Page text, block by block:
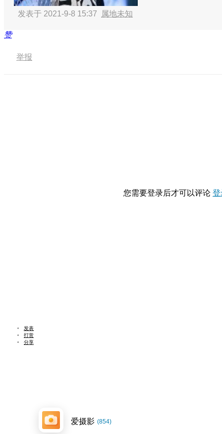
发表于 2021-9-8 15:37 属地未知
赞
举报
您需要登录后才可以评论 登
发表
打赏
分享
爱摄影 (854)